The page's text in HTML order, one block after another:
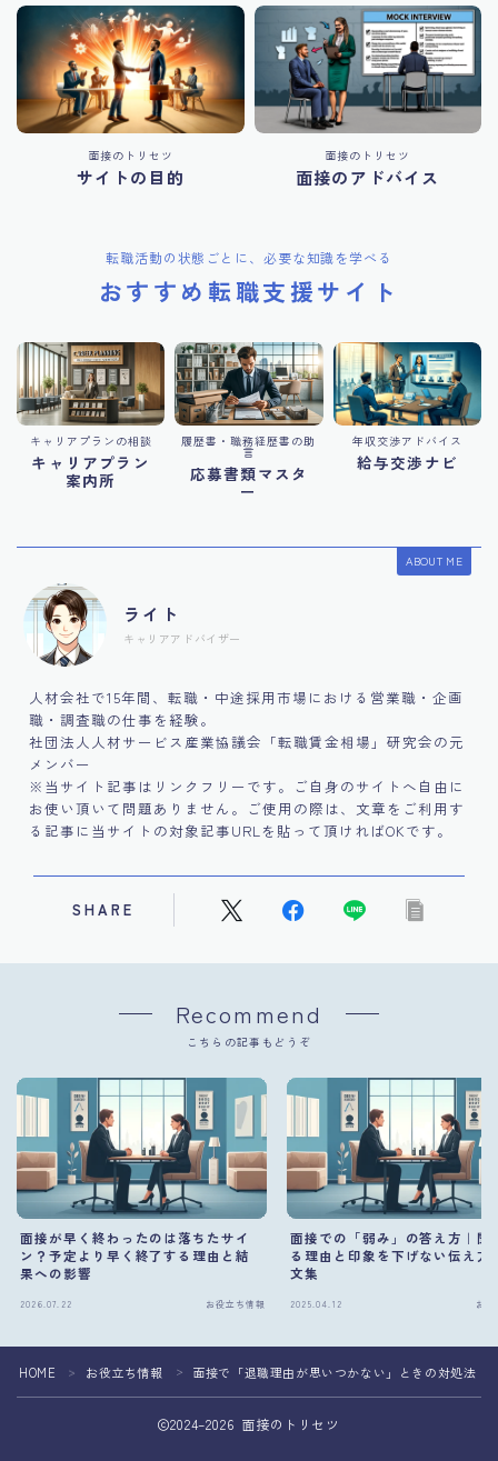
面接のトリセツ
サイトの目的
面接のトリセツ
面接のアドバイス
転職活動の状態ごとに、必要な知識を学べる
おすすめ転職支援サイト
キャリアプランの相談
キャリアプラン
案内所
履歴書・職務経歴書の助
言
応募書類マスタ
ー
年収交渉アドバイス
給与交渉ナビ
ABOUT ME
ライト
キャリアアドバイザー
人材会社で15年間、転職・中途採用市場における営業職・企画
職・調査職の仕事を経験。
社団法人人材サービス産業協議会「転職賃金相場」研究会の元
メンバー
※当サイト記事はリンクフリーです。ご自身のサイトへ自由に
お使い頂いて問題ありません。ご使用の際は、文章をご利用す
る記事に当サイトの対象記事URLを貼って頂ければOKです。
SHARE
Recommend
こちらの記事もどうぞ
面接が早く終わったのは落ちたサイ
ン？予定より早く終了する理由と結
果への影響
2026.07.22 お役立ち情報
面接での「弱み」の答え方｜聞
る理由と印象を下げない伝え方
文集
2025.04.12 お
HOME ＞ お役立ち情報 ＞ 面接で「退職理由が思いつかない」ときの対処法
2024–2026 面接のトリセツ